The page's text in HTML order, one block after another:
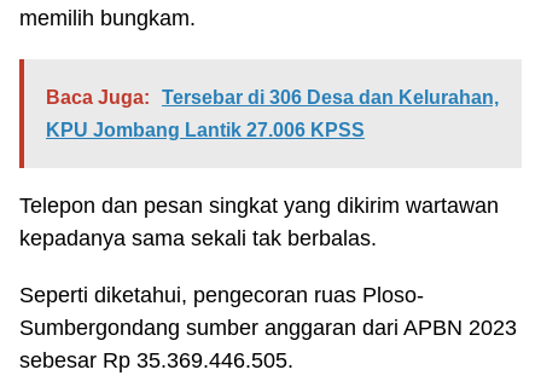
memilih bungkam.
Baca Juga:
Tersebar di 306 Desa dan Kelurahan,
KPU Jombang Lantik 27.006 KPSS
Telepon dan pesan singkat yang dikirim wartawan
kepadanya sama sekali tak berbalas.
Seperti diketahui, pengecoran ruas Ploso-
Sumbergondang sumber anggaran dari APBN 2023
sebesar Rp 35.369.446.505.